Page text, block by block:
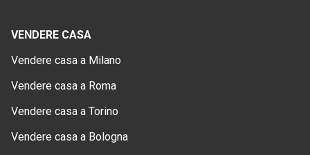
VENDERE CASA
Vendere casa a Milano
Vendere casa a Roma
Vendere casa a Torino
Vendere casa a Bologna